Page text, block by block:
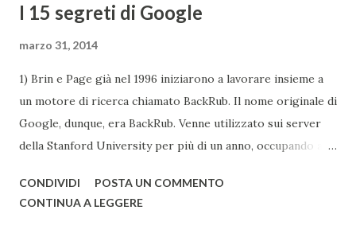
I 15 segreti di Google
marzo 31, 2014
1) Brin e Page già nel 1996 iniziarono a lavorare insieme a
un motore di ricerca chiamato BackRub. Il nome originale di
Google, dunque, era BackRub. Venne utilizzato sui server
della Stanford University per più di un anno, occupando alla
all'università. Una pagina del fratello maggiore di Google è
CONDIVIDI
POSTA UN COMMENTO
CONTINUA A LEGGERE